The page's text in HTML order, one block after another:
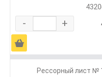
- +
Ä
Рессорный лист №